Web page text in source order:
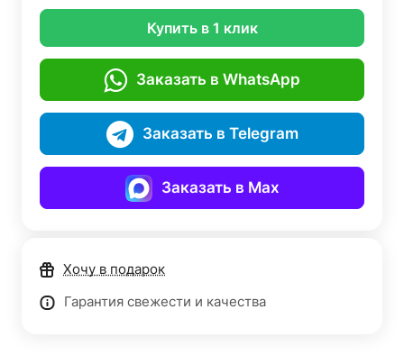
Купить в 1 клик
Заказать в WhatsApp
Заказать в Telegram
Заказать в Max
Хочу в подарок
Гарантия свежести и качества